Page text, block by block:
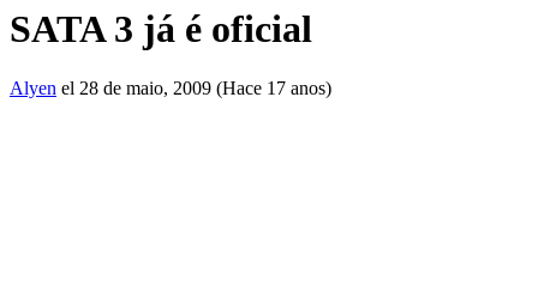
SATA 3 já é oficial
Alyen el 28 de maio, 2009 (Hace 17 anos)